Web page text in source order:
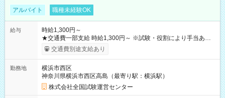
アルバイト 職種未経験OK
給与
時給1,300円～
★交通費一部支給 時給1,300円～ ※試験・役割により手当あり
※勤務回数により昇給あり 【即給（前払い）オプションあ
り！】 希望される場合、勤務から1週間ほどで給与の一部を受け
例】 ・河合塾模擬試験 8:30～17:30（休憩1時間） 時給1,300円
×8時間＝日収10,400円＋交通費 ※当日の役割により時給＋100
円の場合あり ・国家試験 7:00～13:30（休憩なし） 時給1,300
円（役割手当＋100円）×6時間＝日収8,400円＋交通費 【試用期
交通費別途支給あり
勤務地
横浜市西区
神奈川県横浜市西区高島（最寄り駅：横浜駅）
株式会社全国試験運営センター